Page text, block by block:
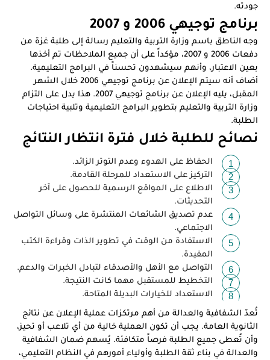
جودته.
برنامج توجيهي 2006 و 2007
وجه الناطق باسم وزارة التربية والتعليم رسالة إلى طلبة غزة من
دفعات 2006 و 2007، مؤكداً على أن جميع الملاحظات تم أخذها
بعين الاعتبار، وأنهم سيشهدون تحسناً في البرامج التعليمية.
أضاف أنه سيتم الإعلان عن برنامج توجيهي 2006 خلال الشهر
المقبل، يليه الإعلان عن برنامج توجيهي 2007. هذا يدل على التزام
وزارة التربية والتعليم بتطوير البرامج التعليمية وتلبية احتياجات
الطلبة.
نصائح للطلبة خلال فترة انتظار النتائج
الحفاظ على الهدوء وعدم التوتر الزائد.
التركيز على الاستعداد للمرحلة القادمة.
الاطلاع على المواقع الرسمية للحصول على آخر
التحديثات.
عدم تصديق الشائعات المنتشرة على وسائل التواصل
الاجتماعي.
الاستفادة من الوقت في تطوير الذات وقراءة الكتب
المفيدة.
التواصل مع الأهل والأصدقاء لتبادل الخبرات والدعم.
التخطيط للمستقبل مهما كانت النتيجة.
الاستعداد للخيارات البديلة المتاحة.
تُعدّ الشفافية والعدالة من أهم مرتكزات عملية الإعلان عن نتائج
الثانوية العامة. يجب أن تكون العملية خالية من أي تلاعب أو تحيز،
وأن تُعطى جميع الطلبة فرصاً متكافئة. يُسهم ضمان الشفافية
والعدالة في بناء ثقة الطلبة وأولياء أمورهم في النظام التعليمي،